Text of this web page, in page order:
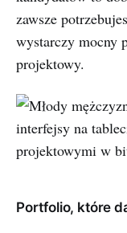
zawsze
wystarczy mocny
projektowy.
Portfolio, które